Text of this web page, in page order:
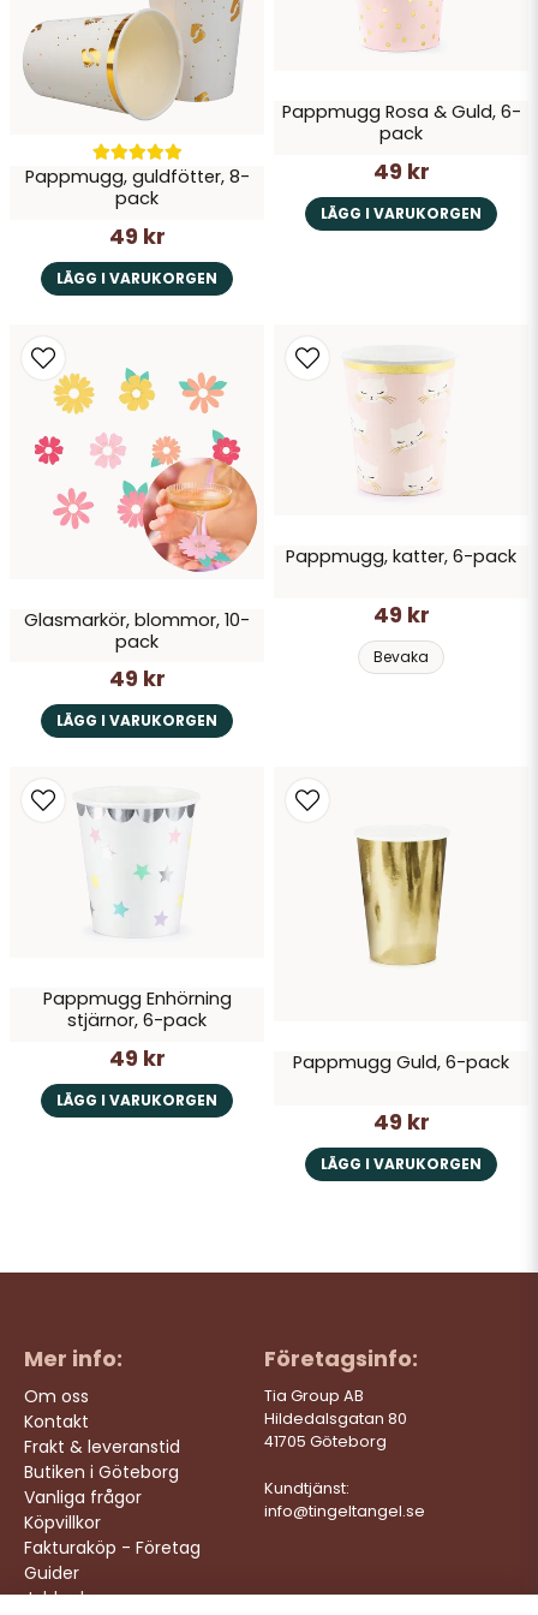
Pappmugg, guldfötter, 8-
pack
49 kr
LÄGG I VARUKORGEN
Pappmugg Rosa & Guld, 6-
pack
49 kr
LÄGG I VARUKORGEN
Glasmarkör, blommor, 10-
pack
49 kr
LÄGG I VARUKORGEN
Pappmugg, katter, 6-pack
49 kr
Bevaka
Pappmugg Enhörning
stjärnor, 6-pack
49 kr
LÄGG I VARUKORGEN
Pappmugg Guld, 6-pack
49 kr
LÄGG I VARUKORGEN
Mer info:
Om oss
Kontakt
Frakt & leveranstid
Butiken i Göteborg
Vanliga frågor
Köpvillkor
Fakturaköp - Företag
Guider
Jobba hos oss
Företagsinfo:
Tia Group AB
Hildedalsgatan 80
41705 Göteborg
Kundtjänst:
info@tingeltangel.se